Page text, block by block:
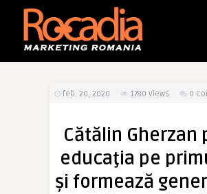
feb. 20, 2020 1780 Views 0
Cătălin Gherzan
educaţia pe
şi formează